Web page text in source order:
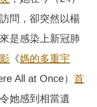
問，卻突然以楊
是感染上新冠肺
《媽的多重宇
All at Once）首
她感到相當遺